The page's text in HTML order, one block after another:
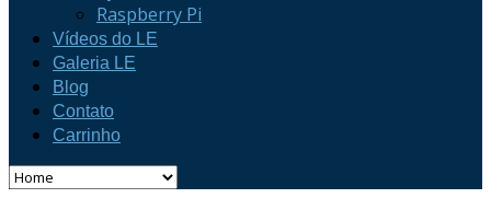
Raspberry Pi
Vídeos do LE
Galeria LE
Blog
Contato
Carrinho